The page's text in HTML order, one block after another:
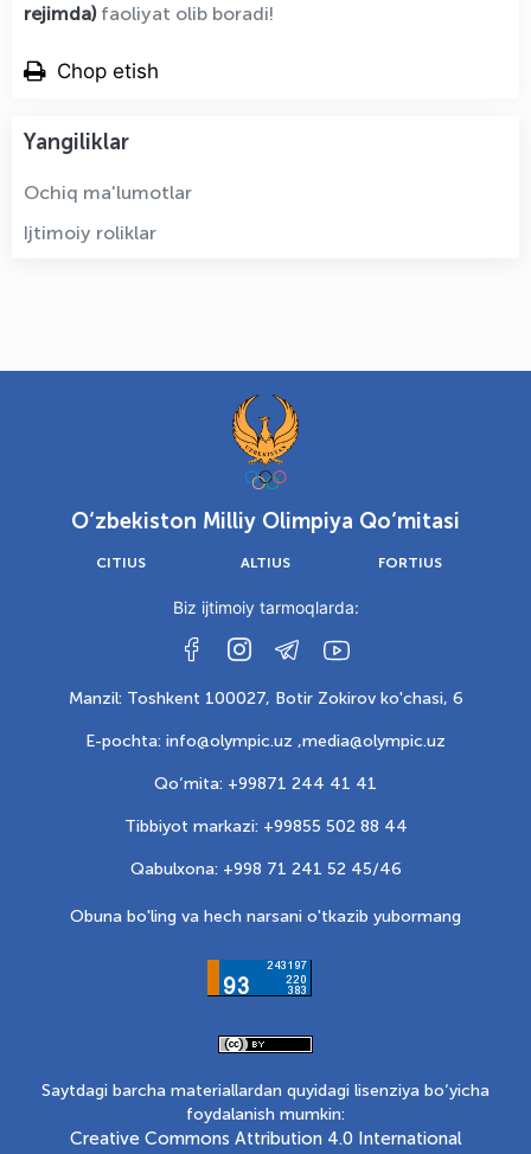
rejimda)faoliyat olib boradi!
Chop etish
Yangiliklar
Ochiq ma'lumotlar
Ijtimoiy roliklar
O‘zbekiston Milliy Olimpiya Qo‘mitasi
CITIUS ALTIUS FORTIUS
Biz ijtimoiy tarmoqlarda:
Manzil: Toshkent 100027, Botir Zokirov ko'chasi, 6
E-pochta: info@olympic.uz ,media@olympic.uz
Qo‘mita: +99871 244 41 41
Tibbiyot markazi: +99855 502 88 44
Qabulxona: +998 71 241 52 45/46
Obuna bo'ling va hech narsani o'tkazib yubormang
Saytdagi barcha materiallardan quyidagi lisenziya bo‘yicha
foydalanish mumkin:
Creative Commons Attribution 4.0 International